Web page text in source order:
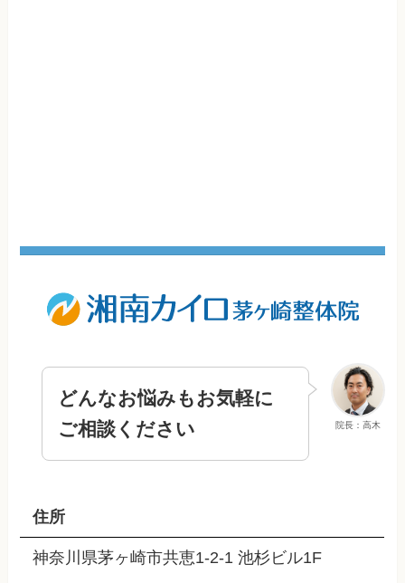
院長：高木
どんなお悩みもお気軽に
ご相談ください
住所
神奈川県茅ヶ崎市共恵1-2-1 池杉ビル1F